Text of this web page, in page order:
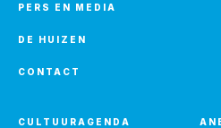
PERS EN MEDIA
DE HUIZEN
CONTACT
CULTUURAGENDA